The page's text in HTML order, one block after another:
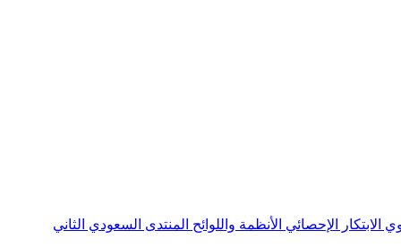
الابتكار الإحصائي الأنظمة واللوائح المنتدى السعودي الثاني